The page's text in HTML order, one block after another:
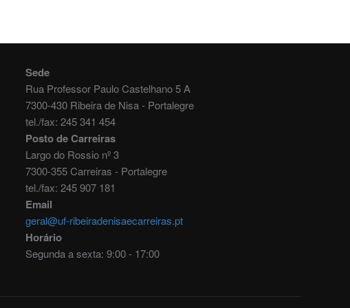
Sede
Rua Professor Paulo Castelhano 5 A
7300-430 Ribeira de Nisa - Portalegre
tel./fax: 245 341 454
Posto de Carreiras
Largo do Rossio nº 3
7300-355 Carreiras - Portalegre
tel./fax: 245 907 181
Email
geral@uf-ribeiradenisaecarreiras.pt
Horário
Segunda a sexta: 9:00 - 17:00